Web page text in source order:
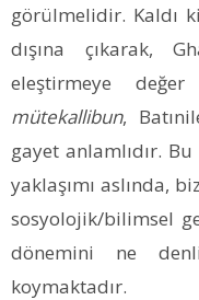
görülmelidir. Kaldı
dışına çıkarak,
eleştirmeye
mütekallibun,
gayet anlamlıdır.
yaklaşımı aslında,
sosyolojik/bilimsel
dönemini ne
koymaktadır.